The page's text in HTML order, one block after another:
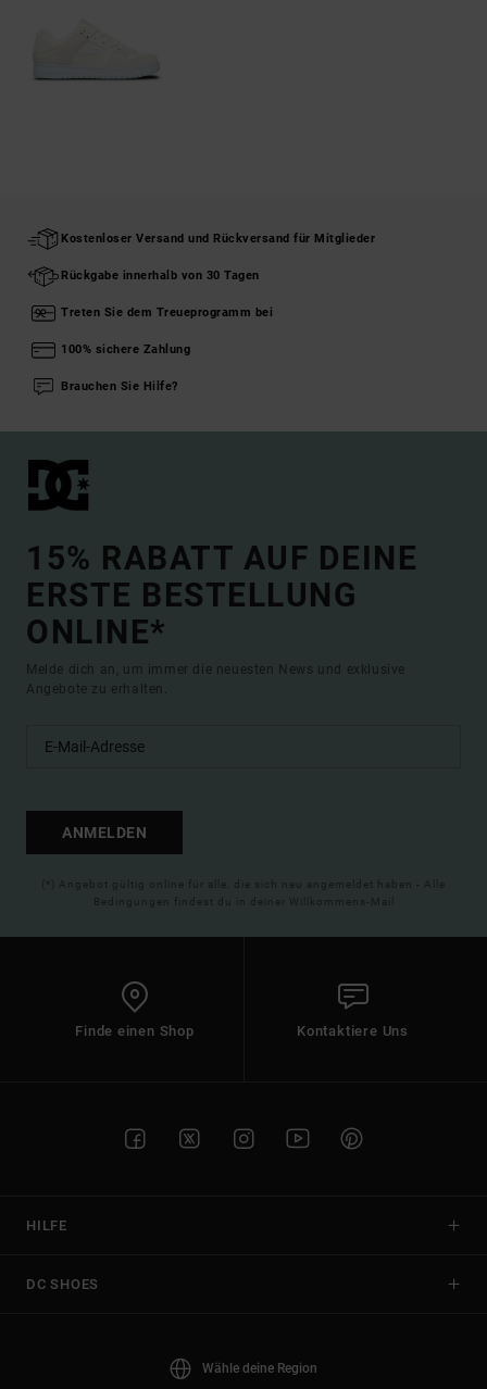
Kostenloser Versand und Rückversand für Mitglieder
Rückgabe innerhalb von 30 Tagen
Treten Sie dem Treueprogramm bei
100% sichere Zahlung
Brauchen Sie Hilfe?
15% RABATT AUF DEINE
ERSTE BESTELLUNG
ONLINE*
Melde dich an, um immer die neuesten News und exklusive
Angebote zu erhalten.
ANMELDEN
(*) Angebot gültig online für alle, die sich neu angemeldet haben - Alle
Bedingungen findest du in deiner Willkommens-Mail
Finde einen Shop Kontaktiere Uns
HILFE
DC SHOES
Wähle deine Region